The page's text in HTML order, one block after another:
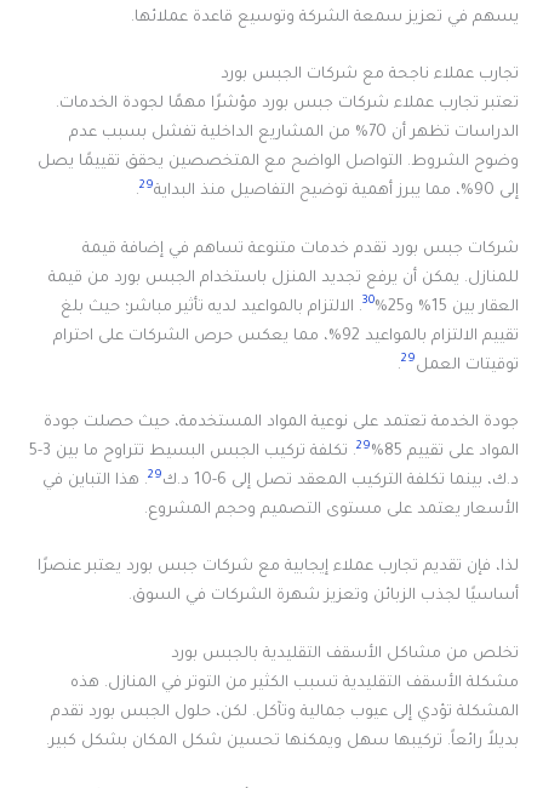
يسهم في تعزيز سمعة الشركة وتوسيع قاعدة عملائها.
تجارب عملاء ناجحة مع شركات الجبس بورد
تعتبر تجارب عملاء شركات جبس بورد مؤشرًا مهمًا لجودة الخدمات.
الدراسات تظهر أن 70% من المشاريع الداخلية تفشل بسبب عدم
وضوح الشروط. التواصل الواضح مع المتخصصين يحقق تقييمًا يصل
إلى 90%، مما يبرز أهمية توضيح التفاصيل منذ البداية
29
.
شركات جبس بورد تقدم خدمات متنوعة تساهم في إضافة قيمة
للمنازل. يمكن أن يرفع تجديد المنزل باستخدام الجبس بورد من قيمة
العقار بين 15% و25%
30. الالتزام بالمواعيد لديه تأثير مباشر؛ حيث بلغ
تقييم الالتزام بالمواعيد 92%، مما يعكس حرص الشركات على احترام
توقيتات العمل29
.
جودة الخدمة تعتمد على نوعية المواد المستخدمة، حيث حصلت جودة
المواد على تقييم 85%
29
. تكلفة تركيب الجبس البسيط تتراوح ما بين 3-5
د.ك، بينما تكلفة التركيب المعقد تصل إلى 6-10 د.ك
29. هذا التباين في
الأسعار يعتمد على مستوى التصميم وحجم المشروع.
لذا، فإن تقديم تجارب عملاء إيجابية مع شركات جبس بورد يعتبر عنصرًا
أساسيًا لجذب الزبائن وتعزيز شهرة الشركات في السوق.
تخلص من مشاكل الأسقف التقليدية بالجبس بورد
مشكلة الأسقف التقليدية تسبب الكثير من التوتر في المنازل. هذه
المشكلة تؤدي إلى عيوب جمالية وتآكل. لكن، حلول الجبس بورد تقدم
بديلاً رائعاً. تركيبها سهل ويمكنها تحسين شكل المكان بشكل كبير.